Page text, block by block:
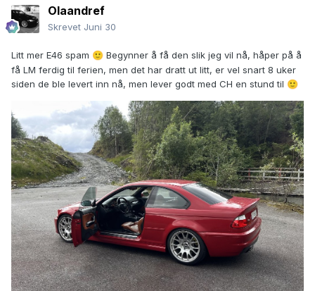
Olaandref
Skrevet Juni 30
Litt mer E46 spam 🙂 Begynner å få den slik jeg vil nå, håper på å
få LM ferdig til ferien, men det har dratt ut litt, er vel snart 8 uker
siden de ble levert inn nå, men lever godt med CH en stund til 🙂